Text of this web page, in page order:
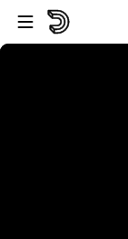
プレイヤーにスキッ
メインコンテンツ